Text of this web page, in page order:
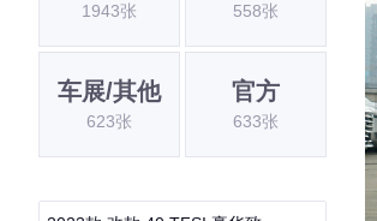
1943张 558张
车展/其他
623张
官方
633张